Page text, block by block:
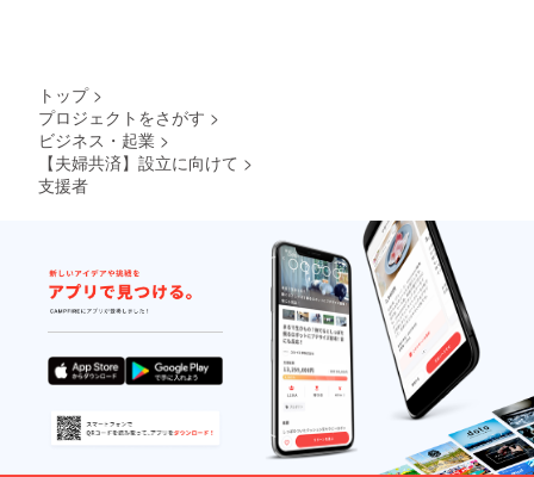
時間が
かかる
恐れが
あるた
め、遅
れる可
能性は
大いに
ござい
ます。
その点
もご了
承くだ
さいま
トップ >
プロジェクトをさがす >
ビジネス・起業 >
【夫婦共済】設立に向けて >
支援者